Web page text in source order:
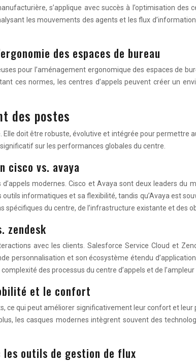
s’applique avec succès à l’optimisation des
les mouvements des agents et les flux
des espaces de bureau
pour l’aménagement ergonomique des espaces de
ces normes, les centres d’appels peuvent créer un
des postes
Elle doit être robuste, évolutive et intégrée pour
sur les performances globales du centre.
cisco vs. avaya
modernes. Cisco et Avaya sont deux leaders
informatiques et sa flexibilité, tandis qu’Avaya est
spécifiques du centre, de l’infrastructure existante et des
zendesk
avec les clients. Salesforce Service Cloud et
personnalisation et son écosystème étendu
des processus du centre d’appels et de
et le confort
ce qui peut améliorer significativement leur confort et
les casques modernes intègrent souvent des
outils de gestion de flux